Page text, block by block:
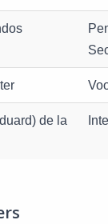
de la